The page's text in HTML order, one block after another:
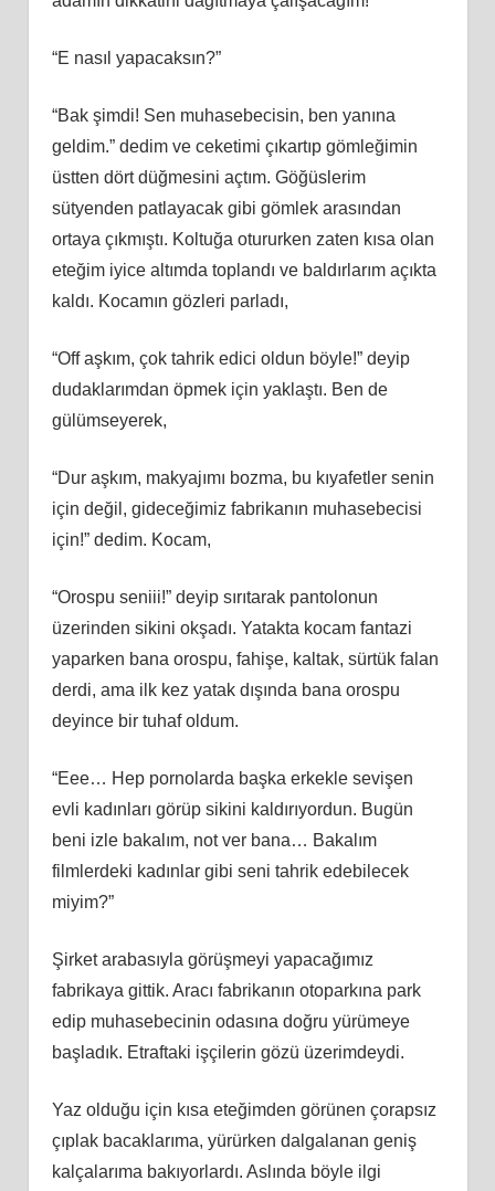
“E nasıl yapacaksın?”
“Bak şimdi! Sen muhasebecisin, ben yanına
geldim.” dedim ve ceketimi çıkartıp gömleğimin
üstten dört düğmesini açtım. Göğüslerim
sütyenden patlayacak gibi gömlek arasından
ortaya çıkmıştı. Koltuğa otururken zaten kısa olan
eteğim iyice altımda toplandı ve baldırlarım açıkta
kaldı. Kocamın gözleri parladı,
“Off aşkım, çok tahrik edici oldun böyle!” deyip
dudaklarımdan öpmek için yaklaştı. Ben de
gülümseyerek,
“Dur aşkım, makyajımı bozma, bu kıyafetler senin
için değil, gideceğimiz fabrikanın muhasebecisi
için!” dedim. Kocam,
“Orospu seniii!” deyip sırıtarak pantolonun
üzerinden sikini okşadı. Yatakta kocam fantazi
yaparken bana orospu, fahişe, kaltak, sürtük falan
derdi, ama ilk kez yatak dışında bana orospu
deyince bir tuhaf oldum.
“Eee… Hep pornolarda başka erkekle sevişen
evli kadınları görüp sikini kaldırıyordun. Bugün
beni izle bakalım, not ver bana… Bakalım
filmlerdeki kadınlar gibi seni tahrik edebilecek
miyim?”
Şirket arabasıyla görüşmeyi yapacağımız
fabrikaya gittik. Aracı fabrikanın otoparkına park
edip muhasebecinin odasına doğru yürümeye
başladık. Etraftaki işçilerin gözü üzerimdeydi.
Yaz olduğu için kısa eteğimden görünen çorapsız
çıplak bacaklarıma, yürürken dalgalanan geniş
kalçalarıma bakıyorlardı. Aslında böyle ilgi